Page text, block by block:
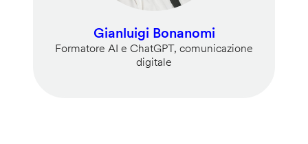
Gianluigi Bonanomi
Formatore AI e ChatGPT, comunicazione
digitale